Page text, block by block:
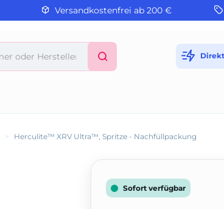
Versandkostenfrei ab 200 €
> Herculite™ XRV Ultra™, Spritze - Nachfüllpackung
Sofort verfügbar